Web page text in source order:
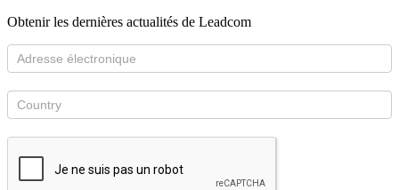
Obtenir les dernières actualités de Leadcom